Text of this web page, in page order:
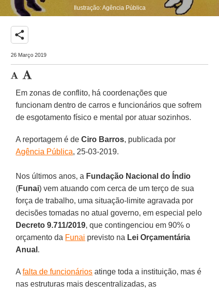
Ilustração: Agência Pública
share
26 Março 2019
Em zonas de conflito, há coordenações que
funcionam dentro de carros e funcionários que sofrem
de esgotamento físico e mental por atuar sozinhos.
A reportagem é deCiro Barros, publicada por
Agência Pública, 25-03-2019.
Nos últimos anos, a Fundação Nacional do Índio
(Funai) vem atuando com cerca de um terço de sua
força de trabalho, uma situação-limite agravada por
decisões tomadas no atual governo, em especial pelo
Decreto 9.711/2019, que contingenciou em 90% o
orçamento da Funai previsto na Lei Orçamentária
Anual .
Afalta de funcionários atinge toda a instituição, mas é
nas estruturas mais descentralizadas, as